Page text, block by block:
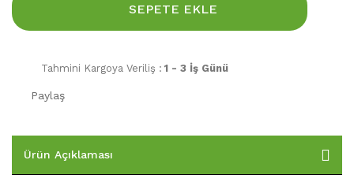
SEPETE EKLE
Tahmini Kargoya Veriliş : 1 - 3 İş Günü
Paylaş
Ürün Açıklaması